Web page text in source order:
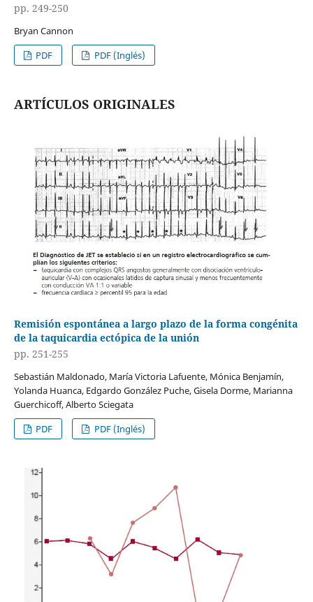
pp. 249-250
Bryan Cannon
PDF
PDF (Inglés)
ARTÍCULOS ORIGINALES
Remisión espontánea a largo plazo de la forma congénita
de la taquicardia ectópica de la unión
pp. 251-255
Sebastián Maldonado, María Victoria Lafuente, Mónica Benjamín,
Yolanda Huanca, Edgardo González Puche, Gisela Dorme, Marianna
Guerchicoff, Alberto Sciegata
PDF
PDF (Inglés)